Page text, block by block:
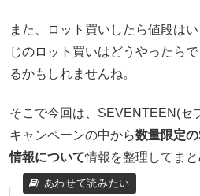
また、ロット買いしたら値段は
じのロット買いはどうやったら
るかもしれませんね。
そこで今回は、SEVENTEEN(セ
キャンペーンの中から数量限定
情報について情報を整理してまと